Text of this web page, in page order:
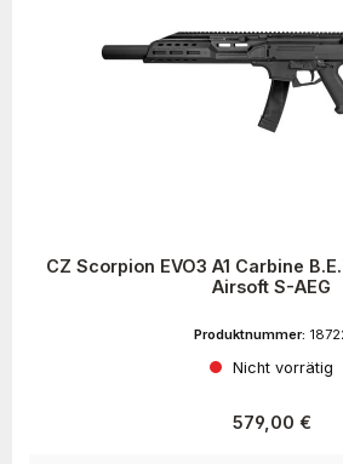
CZ Scorpion EVO3 A1 Carbine
Airsoft S-AEG
Produktnummer:
Nicht vorrätig
Regulärer
579,00 €